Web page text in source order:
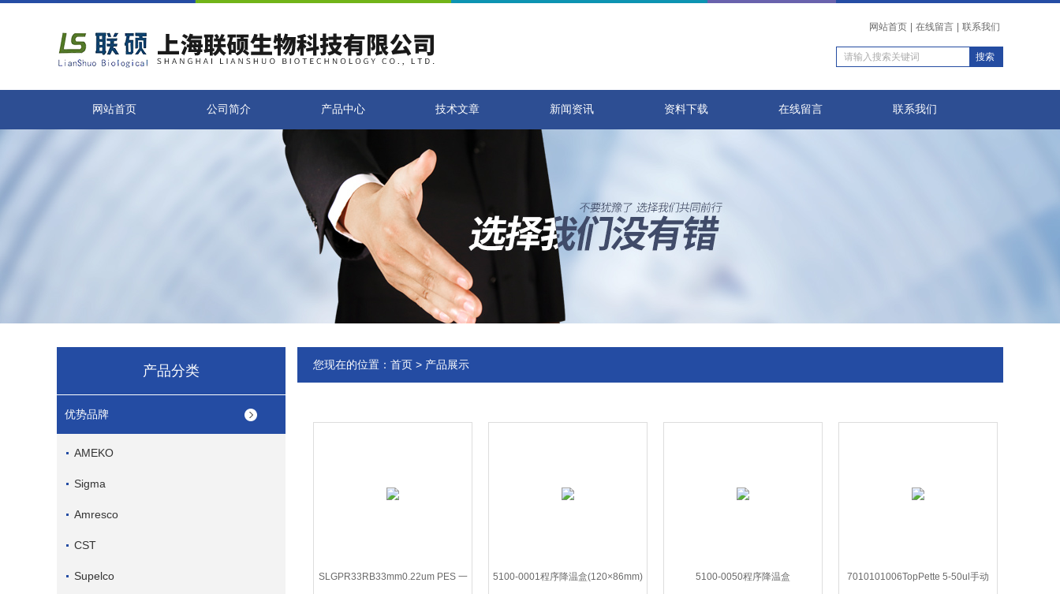
网站首页 在线留言 联系我们
网站首页 公司简介 产品中心 技术文章 新闻资讯 资料下载 在线留言 联系我们
产品分类
优势品牌
AMEKO
Sigma
Amresco
CST
Supelco
您现在的位置： 首页 > 产品展示
SLGPR33RB33mm0.22um PES 一 5100-0001程序降温盒(120×86mm) 5100-0050程序降温盒 7010101006TopPette 5-50ul手动